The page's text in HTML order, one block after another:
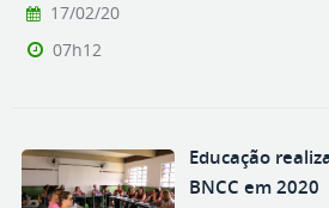
17/02/20
07h12
Educação
BNCC em 2020